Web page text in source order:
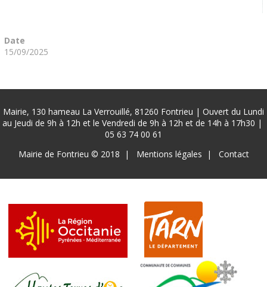
Date
15/09/2025
Mairie, 130 hameau La Verrouillé, 81260 Fontrieu | Ouvert du Lundi
au Jeudi de 9h à 12h et le Vendredi de 9h à 12h et de 14h à 17h30 |
05 63 74 00 61
page
Mairie de Fontrieu © 2018 Mentions légales Contact